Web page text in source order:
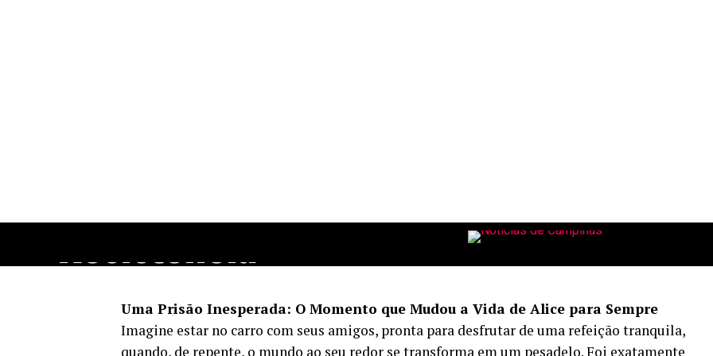
Resistência
Uma Prisão Inesperada: O Momento que Mudou a Vida de Alice para Sempre
Imagine estar no carro com seus amigos, pronta para desfrutar de uma refeição tranquila,
quando, de repente, o mundo ao seu redor se transforma em um pesadelo. Foi exatamente